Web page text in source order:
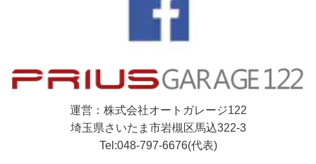
運営：株式会社オートガレージ122
埼玉県さいたま市岩槻区馬込322-3
Tel:048-797-6676(代表)